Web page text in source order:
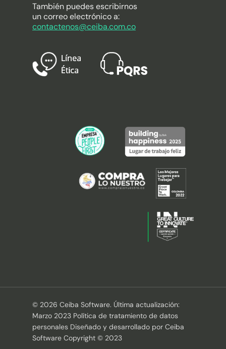
También puedes escribirnos
un correo electrónico a:
contactenos@ceiba.com.co
© 2026 Ceiba Software. Última actualización:
Marzo 2023 Política de tratamiento de datos
personales Diseñado y desarrollado por Ceiba
Software Copyright © 2023